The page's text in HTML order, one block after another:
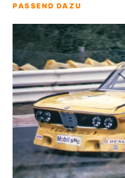
PASSEND DAZU